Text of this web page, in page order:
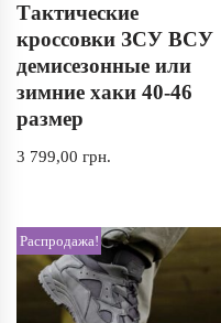
Тактические
кроссовки ЗСУ ВСУ
демисезонные или
зимние хаки 40-46
размер
3 799,00 грн.
Распродажа!